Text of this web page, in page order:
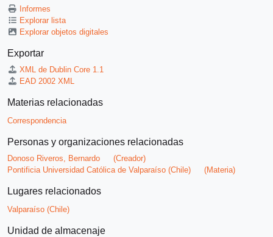
Informes
Explorar lista
Explorar objetos digitales
Exportar
XML de Dublin Core 1.1
EAD 2002 XML
Materias relacionadas
Correspondencia
Personas y organizaciones relacionadas
Donoso Riveros, Bernardo
(Creador)
Pontificia Universidad Católica de Valparaíso (Chile)
(Materia)
Lugares relacionados
Valparaíso (Chile)
Unidad de almacenaje